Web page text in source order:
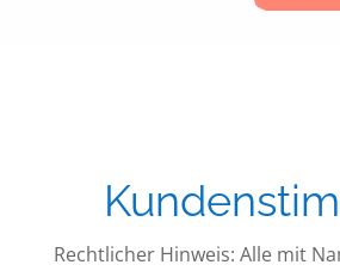
Rechtlicher Hinweis: Alle mit